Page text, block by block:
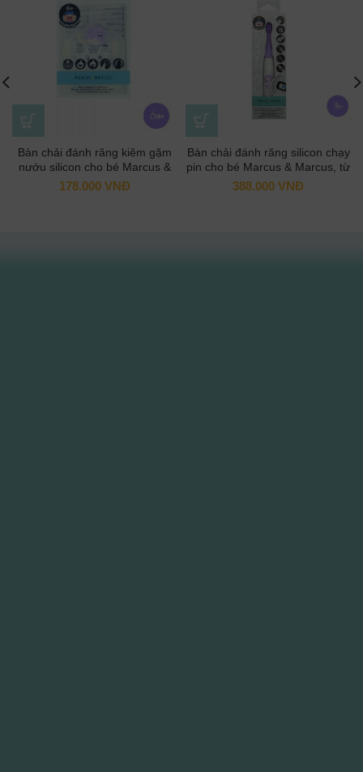
Bàn chải đánh răng kiêm gặm
nướu silicon cho bé Marcus &
Marcus, từ 6 tháng – Willo
178.000 VNĐ
Bàn chải đánh răng silicon chạy
pin cho bé Marcus & Marcus, từ
3 tuổi – Willo
388.000 VNĐ